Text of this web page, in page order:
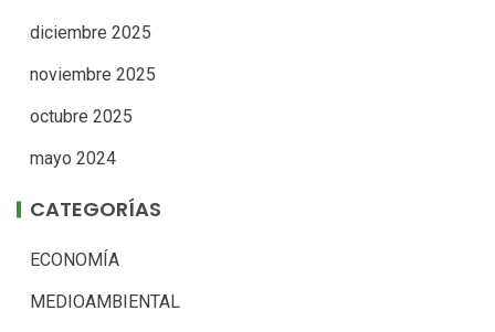
diciembre 2025
noviembre 2025
octubre 2025
mayo 2024
CATEGORÍAS
ECONOMÍA
MEDIOAMBIENTAL